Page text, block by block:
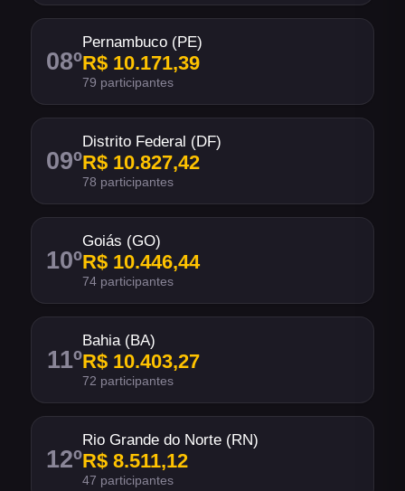
08º
Pernambuco (PE)
R$ 10.171,39
79 participantes
09º
Distrito Federal (DF)
R$ 10.827,42
78 participantes
10º
Goiás (GO)
R$ 10.446,44
74 participantes
11º
Bahia (BA)
R$ 10.403,27
72 participantes
12º
Rio Grande do Norte (RN)
R$ 8.511,12
47 participantes